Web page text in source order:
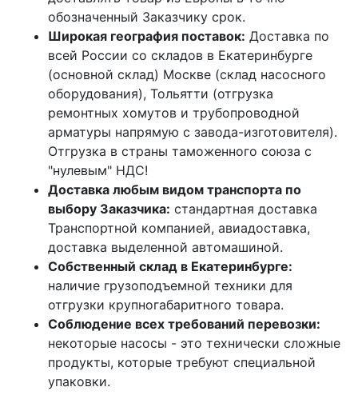
обозначенный Заказчику срок.
Широкая география поставок: Доставка по
всей России со складов в Екатеринбурге
(основной склад) Москве (склад насосного
оборудования), Тольятти (отгрузка
ремонтных хомутов и трубопроводной
арматуры напрямую с завода-изготовителя).
Отгрузка в страны таможенного союза с
"нулевым" НДС!
Доставка любым видом транспорта по
выбору Заказчика: стандартная доставка
Транспортной компанией, авиадоставка,
доставка выделенной автомашиной.
Собственный склад в Екатеринбурге:
наличие грузоподъемной техники для
отгрузки крупногабаритного товара.
Соблюдение всех требований перевозки:
некоторые насосы - это технически сложные
продукты, которые требуют специальной
упаковки.